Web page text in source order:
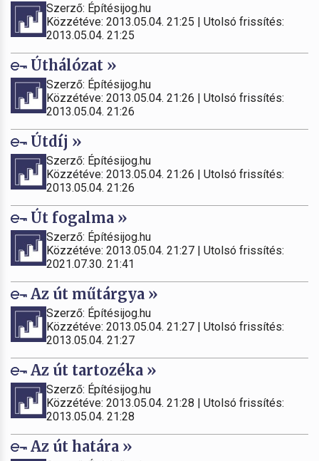
Szerző: Építésijog.hu
Közzétéve: 2013.05.04. 21:25 | Utolsó frissítés:
2013.05.04. 21:25
Úthálózat »
Szerző: Építésijog.hu
Közzétéve: 2013.05.04. 21:26 | Utolsó frissítés:
2013.05.04. 21:26
Útdíj »
Szerző: Építésijog.hu
Közzétéve: 2013.05.04. 21:26 | Utolsó frissítés:
2013.05.04. 21:26
Út fogalma »
Szerző: Építésijog.hu
Közzétéve: 2013.05.04. 21:27 | Utolsó frissítés:
2021.07.30. 21:41
Az út műtárgya »
Szerző: Építésijog.hu
Közzétéve: 2013.05.04. 21:27 | Utolsó frissítés:
2013.05.04. 21:27
Az út tartozéka »
Szerző: Építésijog.hu
Közzétéve: 2013.05.04. 21:28 | Utolsó frissítés:
2013.05.04. 21:28
Az út határa »